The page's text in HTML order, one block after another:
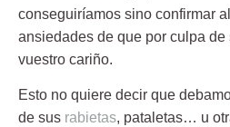
conseguiríamos sino confirmar
ansiedades de que por culpa
vuestro cariño.
Esto no quiere decir que
de sus rabietas, pataletas… u